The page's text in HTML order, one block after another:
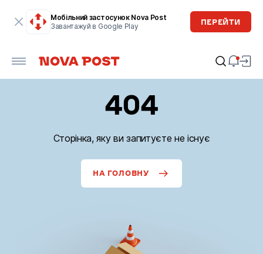
Мобільний застосунок Nova Post
Завантажуй в Google Play
ПЕРЕЙТИ
404
Сторінка, яку ви запитуєте не існує
НА ГОЛОВНУ